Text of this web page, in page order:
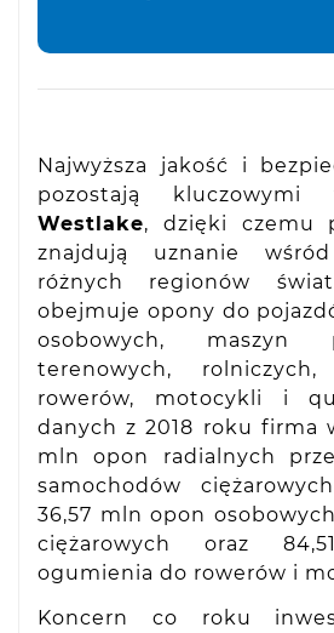
Najwyższa jakość i
pozostają
Westlake, dzięki czemu
znajdują uznanie
różnych regionów
obejmuje opony do
osobowych, maszyn
terenowych,
rowerów, motocykli i
danych z 2018 roku firma
mln opon radialnych
samochodów
36,57 mln opon
ciężarowych oraz
ogumienia do rowerów i
Koncern co roku